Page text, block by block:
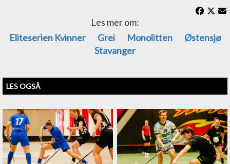
Les mer om:
Eliteserien Kvinner
Grei Monolitten
Østensjø
Stavanger
LES OGSÅ